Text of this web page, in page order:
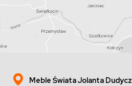
Meble Świata Jolanta Dudycz